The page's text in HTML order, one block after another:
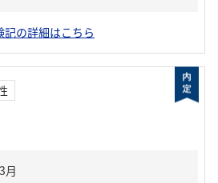
記の詳細はこちら